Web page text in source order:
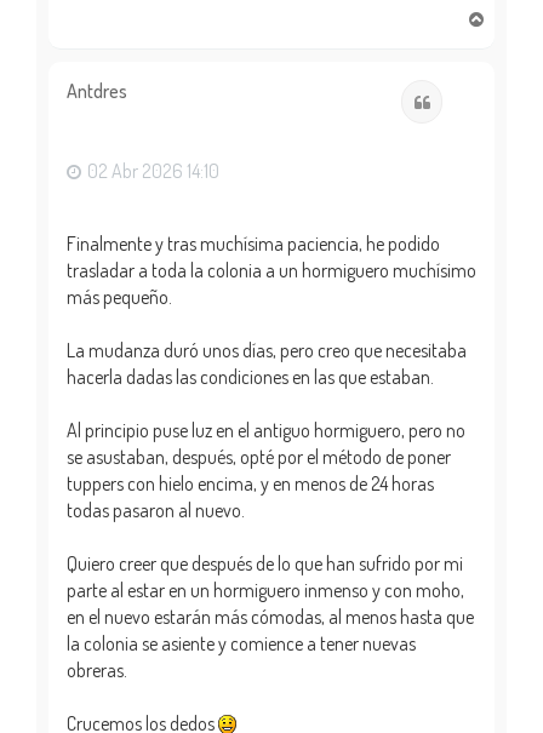
Antdres
02 Abr 2026 14:10
Finalmente y tras muchísima paciencia, he podido
trasladar a toda la colonia a un hormiguero muchísimo
más pequeño.
La mudanza duró unos días, pero creo que necesitaba
hacerla dadas las condiciones en las que estaban.
Al principio puse luz en el antiguo hormiguero, pero no
se asustaban, después, opté por el método de poner
tuppers con hielo encima, y en menos de 24 horas
todas pasaron al nuevo.
Quiero creer que después de lo que han sufrido por mi
parte al estar en un hormiguero inmenso y con moho,
en el nuevo estarán más cómodas, al menos hasta que
la colonia se asiente y comience a tener nuevas
obreras.
Crucemos los dedos